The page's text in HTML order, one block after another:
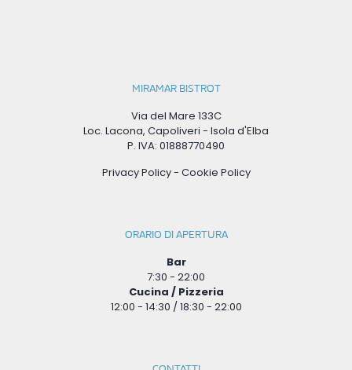
MIRAMAR BISTROT
Via del Mare 133C
Loc. Lacona, Capoliveri - Isola d'Elba
P. IVA: 01888770490
Privacy Policy- Cookie Policy
ORARIO DI APERTURA
Bar
7:30 - 22:00
Cucina / Pizzeria
12:00 - 14:30 / 18:30 - 22:00